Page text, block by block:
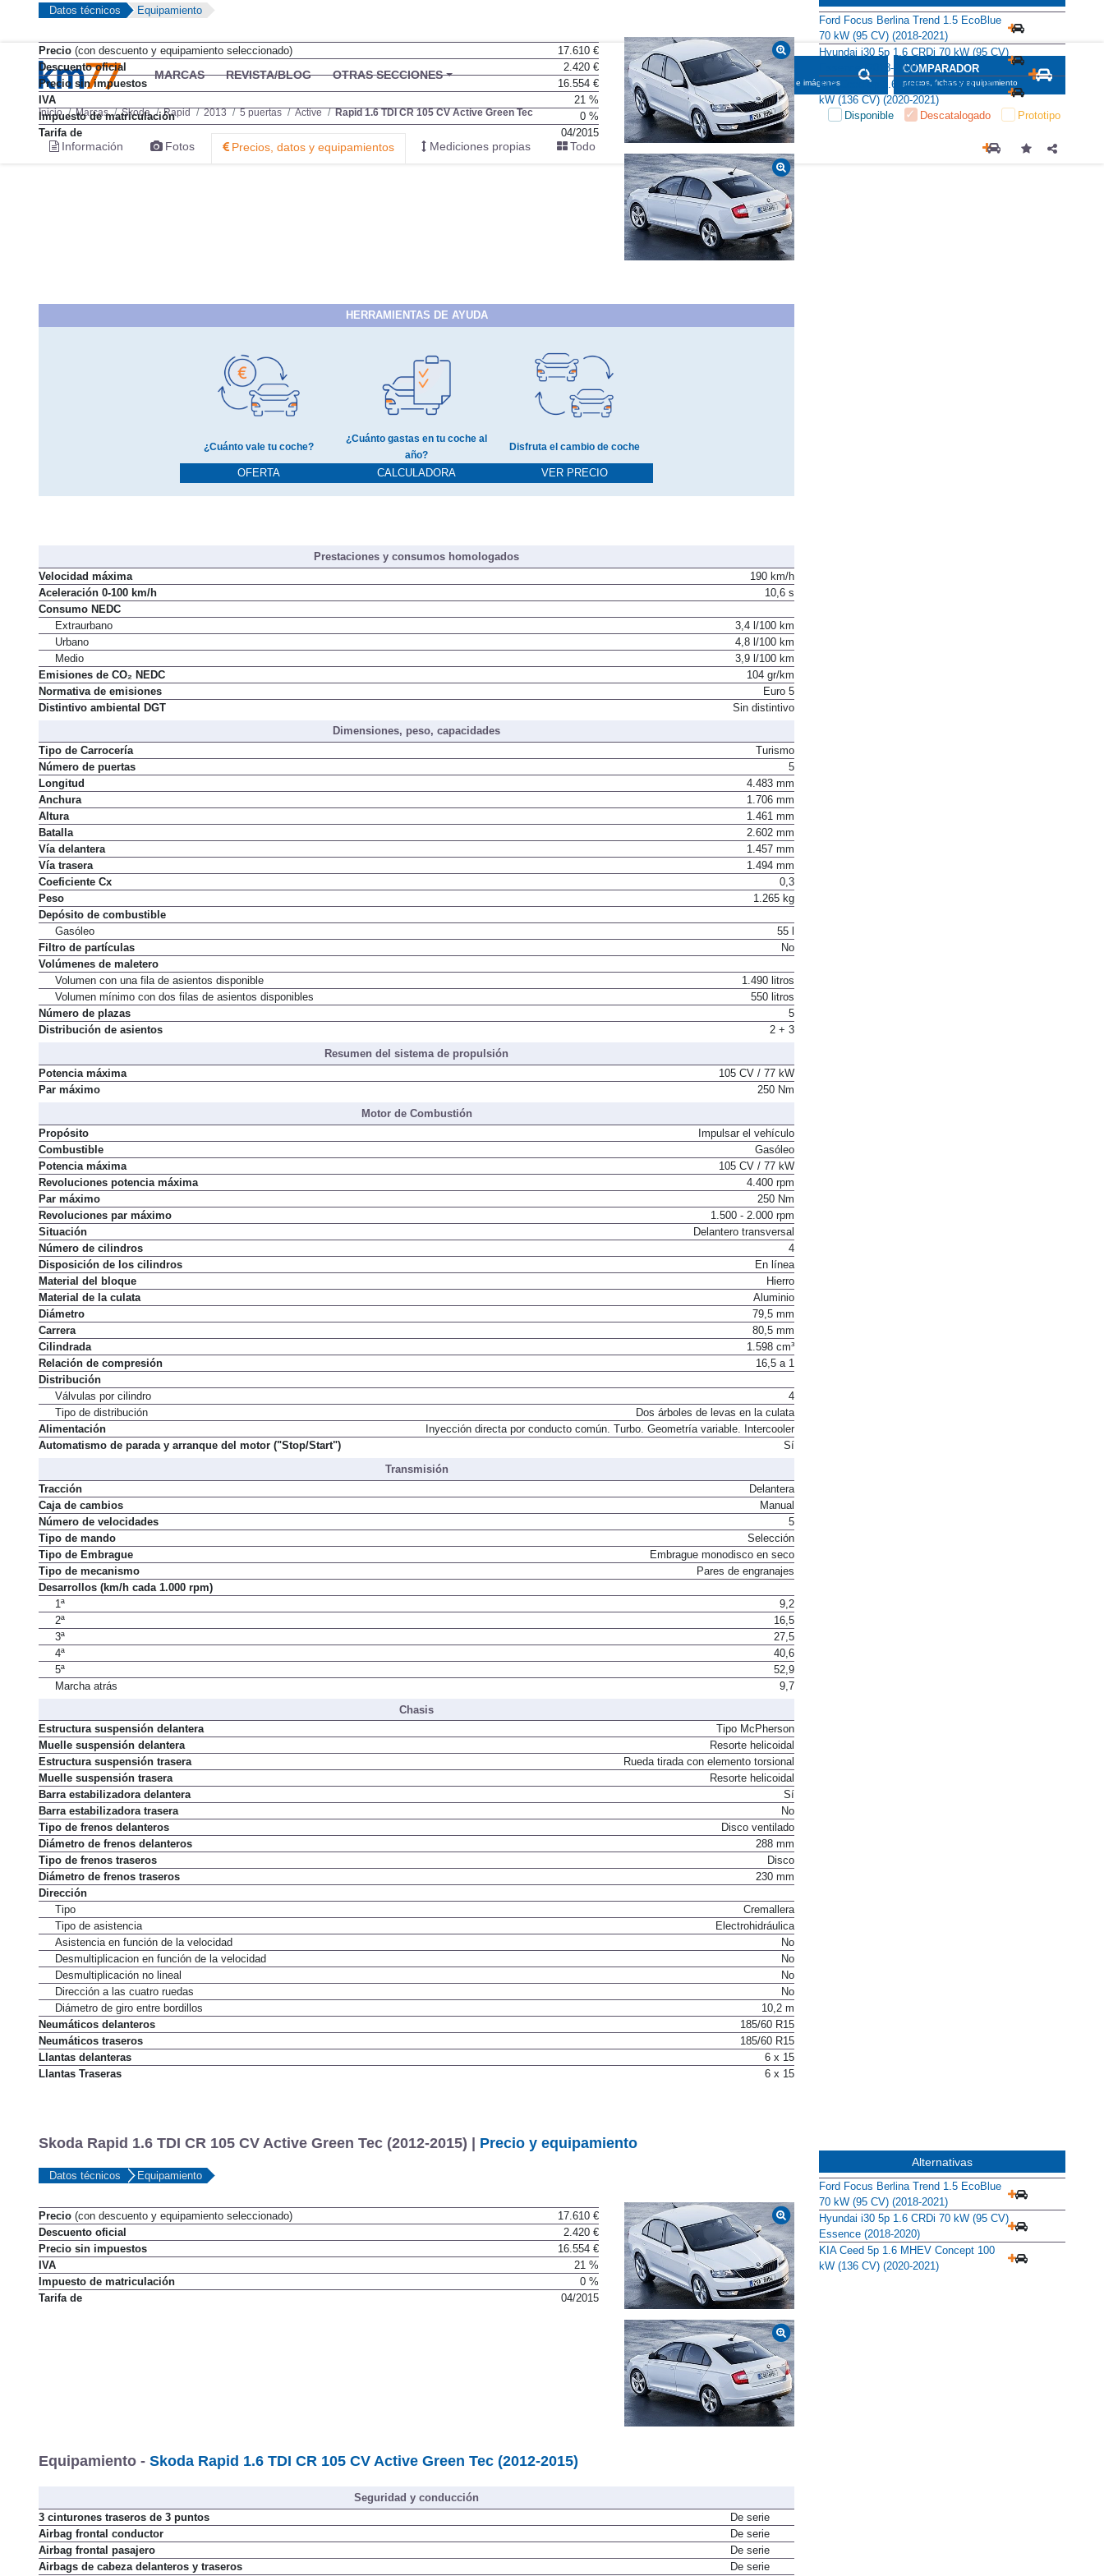
MARCAS REVISTA/BLOG OTRAS SECCIONES BUSCADOR
informaciones, fichas e imágenes
COMPARADOR
precios, fichas y equipamiento
Inicio Marcas Skoda Rapid 2013 5 puertas Active Rapid 1.6 TDI CR 105 CV Active Green Tec Disponible Descatalogado Prototipo
Información Fotos Precios, datos y equipamientos Mediciones propias Todo
Datos técnicos Equipamiento
Precio (con descuento y equipamiento seleccionado)
17.610 €
Descuento oficial
2.420 €
Precio sin impuestos
16.554 €
IVA
21 %
Impuesto de matriculación
0 %
Tarifa de
04/2015
HERRAMIENTAS DE AYUDA
¿Cuánto vale tu coche?
OFERTA
¿Cuánto gastas en tu coche al
año?
CALCULADORA
Disfruta el cambio de coche
VER PRECIO
Prestaciones y consumos homologados
Velocidad máxima
190 km/h
Aceleración 0-100 km/h
10,6 s
Consumo NEDC
Extraurbano
3,4 l/100 km
Urbano
4,8 l/100 km
Medio
3,9 l/100 km
Emisiones de CO₂ NEDC
104 gr/km
Normativa de emisiones
Euro 5
Distintivo ambiental DGT
Sin distintivo
Dimensiones, peso, capacidades
Tipo de Carrocería
Turismo
Número de puertas
5
Longitud
4.483 mm
Anchura
1.706 mm
Altura
1.461 mm
Batalla
2.602 mm
Vía delantera
1.457 mm
Vía trasera
1.494 mm
Coeficiente Cx
0,3
Peso
1.265 kg
Depósito de combustible
Gasóleo
55 l
Filtro de partículas
No
Volúmenes de maletero
Volumen con una fila de asientos disponible
1.490 litros
Volumen mínimo con dos filas de asientos disponibles
550 litros
Número de plazas
5
Distribución de asientos
2 + 3
Resumen del sistema de propulsión
Potencia máxima
105 CV / 77 kW
Par máximo
250 Nm
Motor de Combustión
Propósito
Impulsar el vehículo
Combustible
Gasóleo
Potencia máxima
105 CV / 77 kW
Revoluciones potencia máxima
4.400 rpm
Par máximo
250 Nm
Revoluciones par máximo
1.500 - 2.000 rpm
Situación
Delantero transversal
Número de cilindros
4
Disposición de los cilindros
En línea
Material del bloque
Hierro
Material de la culata
Aluminio
Diámetro
79,5 mm
Carrera
80,5 mm
Cilindrada
1.598 cm³
Relación de compresión
16,5 a 1
Distribución
Válvulas por cilindro
4
Tipo de distribución
Dos árboles de levas en la culata
Alimentación
Inyección directa por conducto común. Turbo. Geometría variable. Intercooler
Automatismo de parada y arranque del motor ("Stop/Start")
Sí
Transmisión
Tracción
Delantera
Caja de cambios
Manual
Número de velocidades
5
Tipo de mando
Selección
Tipo de Embrague
Embrague monodisco en seco
Tipo de mecanismo
Pares de engranajes
Desarrollos (km/h cada 1.000 rpm)
1ª
9,2
2ª
16,5
3ª
27,5
4ª
40,6
5ª
52,9
Marcha atrás
9,7
Chasis
Estructura suspensión delantera
Tipo McPherson
Muelle suspensión delantera
Resorte helicoidal
Estructura suspensión trasera
Rueda tirada con elemento torsional
Muelle suspensión trasera
Resorte helicoidal
Barra estabilizadora delantera
Sí
Barra estabilizadora trasera
No
Tipo de frenos delanteros
Disco ventilado
Diámetro de frenos delanteros
288 mm
Tipo de frenos traseros
Disco
Diámetro de frenos traseros
230 mm
Dirección
Tipo
Cremallera
Tipo de asistencia
Electrohidráulica
Asistencia en función de la velocidad
No
Desmultiplicacion en función de la velocidad
No
Desmultiplicación no lineal
No
Dirección a las cuatro ruedas
No
Diámetro de giro entre bordillos
10,2 m
Neumáticos delanteros
185/60 R15
Neumáticos traseros
185/60 R15
Llantas delanteras
6 x 15
Llantas Traseras
6 x 15
Ford Focus Berlina Trend 1.5 EcoBlue
70 kW (95 CV) (2018-2021)
Hyundai i30 5p 1.6 CRDi 70 kW (95 CV)
Essence (2018-2020)
KIA Ceed 5p 1.6 MHEV Concept 100
kW (136 CV) (2020-2021)
Skoda Rapid 1.6 TDI CR 105 CV Active Green Tec (2012-2015) | Precio y equipamiento
Datos técnicos Equipamiento
Precio (con descuento y equipamiento seleccionado)
17.610 €
Descuento oficial
2.420 €
Precio sin impuestos
16.554 €
IVA
21 %
Impuesto de matriculación
0 %
Tarifa de
04/2015
Equipamiento - Skoda Rapid 1.6 TDI CR 105 CV Active Green Tec (2012-2015)
Seguridad y conducción
3 cinturones traseros de 3 puntos
De serie
Airbag frontal conductor
De serie
Airbag frontal pasajero
De serie
Airbags de cabeza delanteros y traseros
De serie
Alternativas
Ford Focus Berlina Trend 1.5 EcoBlue
70 kW (95 CV) (2018-2021)
Hyundai i30 5p 1.6 CRDi 70 kW (95 CV)
Essence (2018-2020)
KIA Ceed 5p 1.6 MHEV Concept 100
kW (136 CV) (2020-2021)